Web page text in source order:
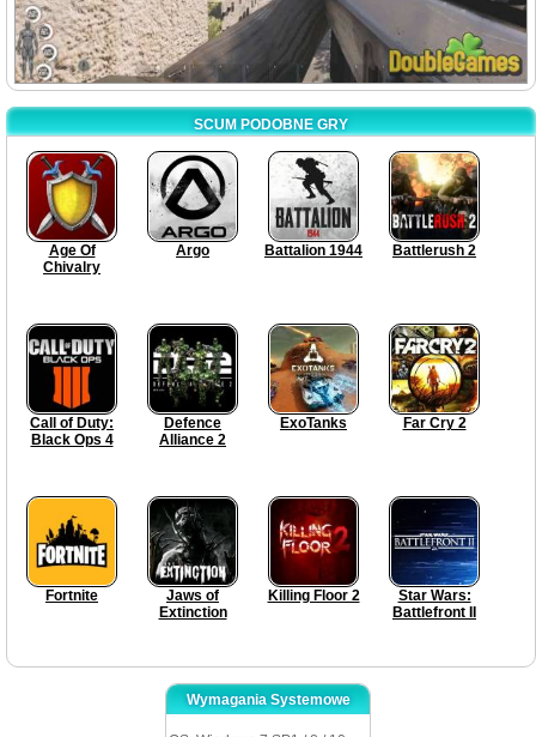
SCUM PODOBNE GRY
Age Of
Chivalry
Argo Battalion 1944 Battlerush 2
Call of Duty:
Black Ops 4
Defence
Alliance 2
ExoTanks Far Cry 2
Fortnite
Jaws of
Extinction
Killing Floor 2
Star Wars:
Battlefront II
Wymagania Systemowe